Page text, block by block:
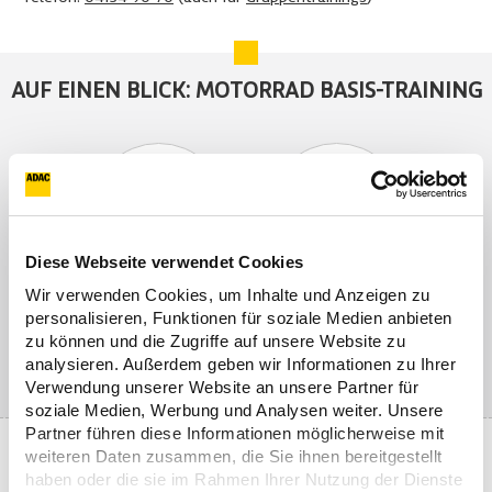
Diese Webseite verwendet Cookies
Wir verwenden Cookies, um Inhalte und Anzeigen zu
personalisieren, Funktionen für soziale Medien anbieten
zu können und die Zugriffe auf unsere Website zu
analysieren. Außerdem geben wir Informationen zu Ihrer
Verwendung unserer Website an unsere Partner für
soziale Medien, Werbung und Analysen weiter. Unsere
Partner führen diese Informationen möglicherweise mit
weiteren Daten zusammen, die Sie ihnen bereitgestellt
haben oder die sie im Rahmen Ihrer Nutzung der Dienste
AUF EINEN BLICK: MOTORRAD BASIS-TRAINING
Trainingsort:
Embsen/Lüneburg
Trainingsdauer:
7,5 Stunden
DAS ERWARTET SIE BEIM MOTORRAD BASIS-